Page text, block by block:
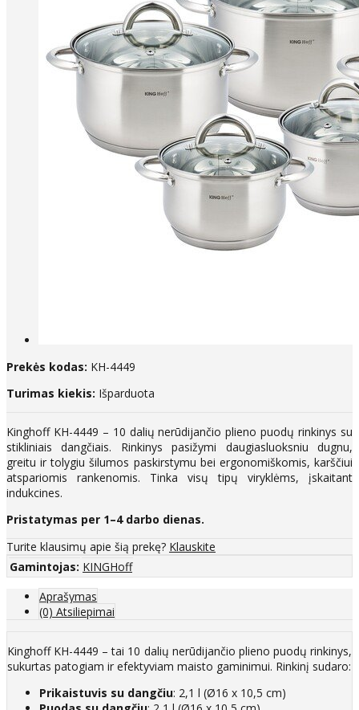
Prekės kodas: KH-4449
Turimas kiekis: Išparduota
Kinghoff KH-4449 – 10 dalių nerūdijančio plieno puodų rinkinys su
stikliniais dangčiais. Rinkinys pasižymi daugiasluoksniu dugnu,
greitu ir tolygiu šilumos paskirstymu bei ergonomiškomis, karščiui
atspariomis rankenomis. Tinka visų tipų viryklėms, įskaitant
indukcines.
Pristatymas per 1–4 darbo dienas.
Turite klausimų apie šią prekę? Klauskite
Gamintojas: KINGHoff
Aprašymas
(0) Atsiliepimai
Kinghoff KH-4449 – tai 10 dalių nerūdijančio plieno puodų rinkinys,
sukurtas patogiam ir efektyviam maisto gaminimui. Rinkinį sudaro:
Prikaistuvis su dangčiu: 2,1 l (Ø16 x 10,5 cm)